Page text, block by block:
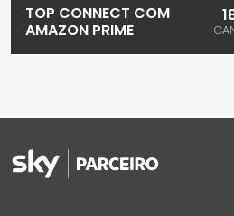
TOP CONNECT COM
AMAZON PRIME